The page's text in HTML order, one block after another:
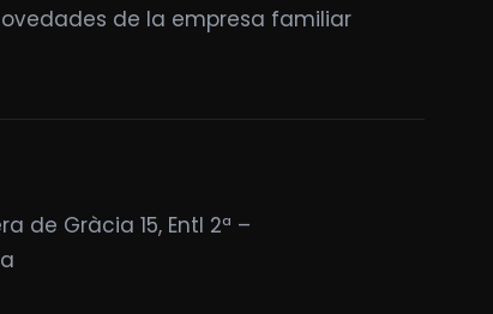
de la empresa familiar
de Gràcia 15, Entl 2ª –